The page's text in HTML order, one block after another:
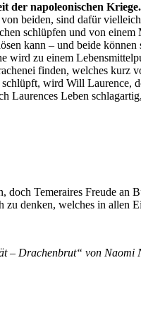
der napoleonischen Kriege.
beiden, sind dafür
schlüpfen und von
kann – und beide
wird zu einem
finden, welches
wird Will
Laurences Leben
doch Temeraires Freude
zu denken, welches in allen
– Drachenbrut“ von Naomi